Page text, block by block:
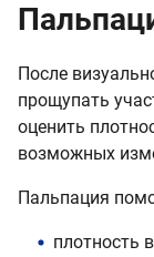
После
прощупать
оценить
возможных
Пальпация
плотность